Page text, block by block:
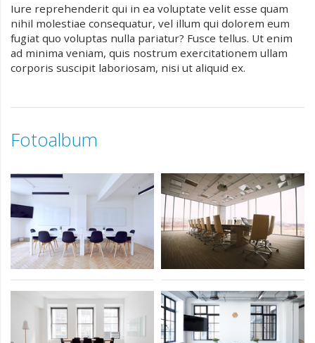
Iure reprehenderit qui in ea voluptate velit esse quam
nihil molestiae consequatur, vel illum qui dolorem eum
fugiat quo voluptas nulla pariatur? Fusce tellus. Ut enim
ad minima veniam, quis nostrum exercitationem ullam
corporis suscipit laboriosam, nisi ut aliquid ex.
Fotoalbum